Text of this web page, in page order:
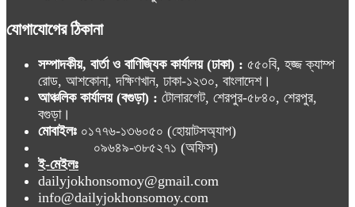
যোগাযোগের ঠিকানা
সম্পাদকীয়, বার্তা ও বাণিজ্যিক কার্যালয় (ঢাকা) : ৫৫০বি, হজ্জ ক্যাম্প
রোড, আশকোনা, দক্ষিণখান, ঢাকা-১২৩০, বাংলাদেশ।
আঞ্চলিক কার্যালয় (বগুড়া) : টোলারগেট, শেরপুর-৫৮৪০, শেরপুর,
বগুড়া।
মোবাইলঃ ০১৭৭৬-১৩৬০৫০ (হোয়াটসঅ্যাপ)
০৯৬৪৯-৩৮৫২৭১ (অফিস)
ই-মেইলঃ
dailyjokhonsomoy@gmail.com
info@dailyjokhonsomoy.com